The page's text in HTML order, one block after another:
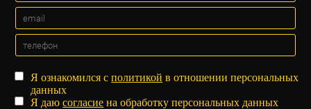
Я ознакомился сполитикой в отношении персональных
данных
Я даюсогласие на обработку персональных данных